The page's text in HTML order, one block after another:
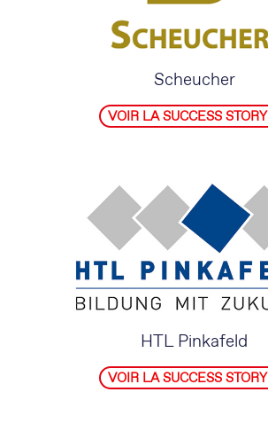
Scheucher
VOIR LA SUCCESS STORY
HTL Pinkafeld
VOIR LA SUCCESS STORY